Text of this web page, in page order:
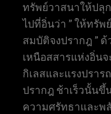
ทรัพย์วาสนาให้ปลุ
ไปที่อิ่นว่า ” ให้ทรั
สมบัติจงปรากฎ ”
เหนือสสารแห่งอิ่น
กิเลสและแรงปรา
ปรากฎ ช้าเร็วนั้นขึ้
ความศรัทธาและพ